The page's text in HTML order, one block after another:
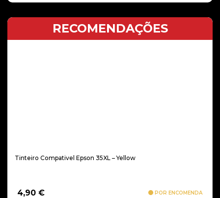
RECOMENDAÇÕES
Tinteiro Compativel Epson 35XL – Yellow
4,90 € POR ENCOMENDA